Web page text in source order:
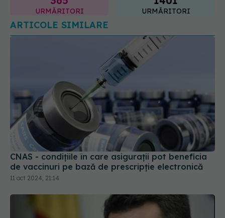
URMĂRITORI URMĂRITORI
ARTICOLE SIMILARE
CNAS - condițiile în care asigurații pot beneficia
de vaccinuri pe bază de prescripție electronică
11 oct 2024, 21:14